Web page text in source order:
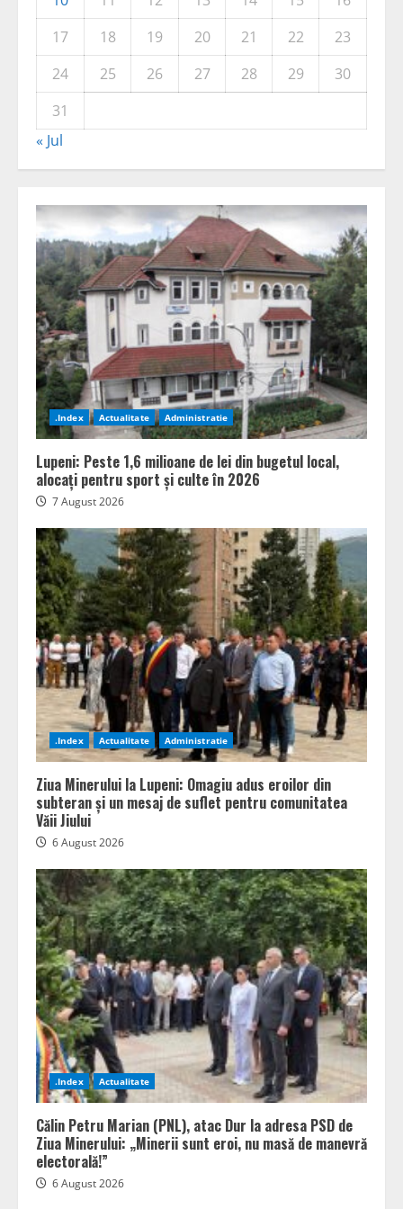
17
18 19 20 21 22
23
24
25 26 27 28 29
30
31
« Jul
.Index Actualitate Administratie
Lupeni: Peste 1,6 milioane de lei din bugetul local,
alocați pentru sport și culte în 2026
7 August 2026
.Index Actualitate Administratie
Ziua Minerului la Lupeni: Omagiu adus eroilor din
subteran și un mesaj de suflet pentru comunitatea
Văii Jiului
6 August 2026
.Index Actualitate
Călin Petru Marian (PNL), atac Dur la adresa PSD de
Ziua Minerului: „Minerii sunt eroi, nu masă de manevră
electorală!”
6 August 2026